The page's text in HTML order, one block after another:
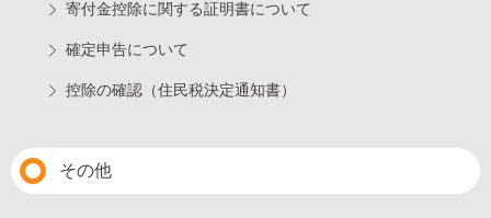
寄付金控除に関する証明書について
確定申告について
控除の確認（住民税決定通知書）
その他